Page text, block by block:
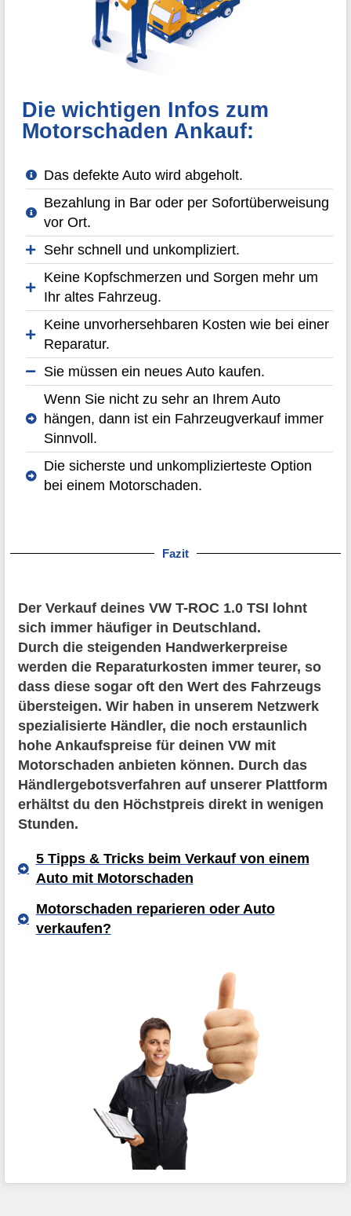
Die wichtigen Infos zum
Motorschaden Ankauf:
Das defekte Auto wird abgeholt.
Bezahlung in Bar oder per Sofortüberweisung
vor Ort.
Sehr schnell und unkompliziert.
Keine Kopfschmerzen und Sorgen mehr um
Ihr altes Fahrzeug.
Keine unvorhersehbaren Kosten wie bei einer
Reparatur.
Sie müssen ein neues Auto kaufen.
Wenn Sie nicht zu sehr an Ihrem Auto
hängen, dann ist ein Fahrzeugverkauf immer
Sinnvoll.
Die sicherste und unkomplizierteste Option
bei einem Motorschaden.
Fazit
Der Verkauf deines VW T-ROC 1.0 TSI lohnt
sich immer häufiger in Deutschland.
Durch die steigenden Handwerkerpreise
werden die Reparaturkosten immer teurer, so
dass diese sogar oft den Wert des Fahrzeugs
übersteigen. Wir haben in unserem Netzwerk
spezialisierte Händler, die noch erstaunlich
hohe Ankaufspreise für deinen VW mit
Motorschaden anbieten können. Durch das
Händlergebotsverfahren auf unserer Plattform
erhältst du den Höchstpreis direkt in wenigen
Stunden.
5 Tipps & Tricks beim Verkauf von einem
Auto mit Motorschaden
Motorschaden reparieren oder Auto
verkaufen?